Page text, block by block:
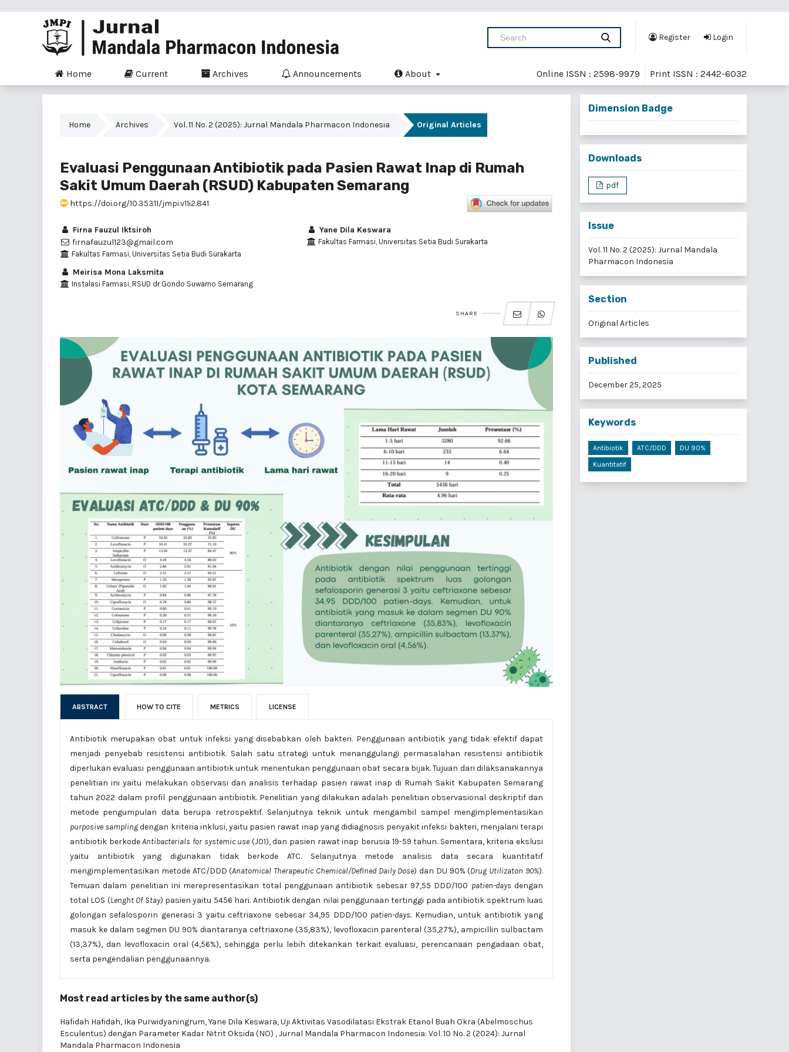
Register Login
Home Current Archives Announcements About Online ISSN : 2598-9979 Print ISSN : 2442-6032
Home Archives Vol. 11 No. 2 (2025): Jurnal Mandala Pharmacon Indonesia Original Articles
Evaluasi Penggunaan Antibiotik pada Pasien Rawat Inap di Rumah
Sakit Umum Daerah (RSUD) Kabupaten Semarang
https://doi.org/10.35311/jmpi.v11i2.841
Firna Fauzul Iktsiroh
firnafauzul123@gmail.com
Fakultas Farmasi, Universitas Setia Budi Surakarta
Yane Dila Keswara
Fakultas Farmasi, Universitas Setia Budi Surakarta
Meirisa Mona Laksmita
Instalasi Farmasi, RSUD dr Gondo Suwarno Semarang
SHARE
ABSTRACT HOW TO CITE METRICS LICENSE
Antibiotik merupakan obat untuk infeksi yang disebabkan oleh bakteri. Penggunaan antibiotik yang tidak efektif dapat
menjadi penyebab resistensi antibiotik. Salah satu strategi untuk menanggulangi permasalahan resistensi antibiotik
diperlukan evaluasi penggunaan antibiotik untuk menentukan penggunaan obat secara bijak. Tujuan dari dilaksanakannya
penelitian ini yaitu melakukan observasi dan analisis terhadap pasien rawat inap di Rumah Sakit Kabupaten Semarang
tahun 2022 dalam profil penggunaan antibiotik. Penelitian yang dilakukan adalah penelitian observasional deskriptif dan
metode pengumpulan data berupa retrospektif. Selanjutnya teknik untuk mengambil sampel mengimplementasikan
purposive samplingdengan kriteria inklusi, yaitu pasien rawat inap yang didiagnosis penyakit infeksi bakteri, menjalani terapi
antibiotik berkodeAntibacterials for systemic use(J01), dan pasien rawat inap berusia 19-59 tahun. Sementara, kriteria ekslusi
yaitu antibiotik yang digunakan tidak berkode ATC. Selanjutnya metode analisis data secara kuantitatif
mengimplementasikan metode ATC/DDD (Anatomical Therapeutic Chemical/DefIned Daily Dose) dan DU 90% (Drug Utilizaton 90%).
Temuan dalam penelitian ini merepresentasikan total penggunaan antibiotik sebesar 97,55 DDD/100 patien-daysdengan
total LOS (Lenght Of Stay) pasien yaitu 5456 hari. Antibiotik dengan nilai penggunaan tertinggi pada antibiotik spektrum luas
golongan sefalosporin generasi 3 yaitu ceftriaxone sebesar 34,95 DDD/100 patien-days. Kemudian, untuk antibiotik yang
masuk ke dalam segmen DU 90% diantaranya ceftriaxone (35,83%), levofloxacin parenteral (35,27%), ampicillin sulbactam
(13,37%), dan levofloxacin oral (4,56%), sehingga perlu lebih ditekankan terkait evaluasi, perencanaan pengadaan obat,
serta pengendalian penggunaannya.
Most read articles by the same author(s)
Hafidah Hafidah, Ika Purwidyaningrum, Yane Dila Keswara,Uji Aktivitas Vasodilatasi Ekstrak Etanol Buah Okra (Abelmoschus
Esculentus) dengan Parameter Kadar Nitrit Oksida (NO) ,Jurnal Mandala Pharmacon Indonesia: Vol. 10 No. 2 (2024): Jurnal
Mandala Pharmacon Indonesia
Dimension Badge
Downloads
pdf
Issue
Vol. 11 No. 2 (2025): Jurnal Mandala
Pharmacon Indonesia
Section
Original Articles
Published
December 25, 2025
Keywords
Antibiotik ATC/DDD
DU 90%
Kuantitatif